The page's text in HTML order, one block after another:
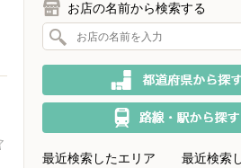
お店の名前から検索する
最近検索したエリア 最近検索